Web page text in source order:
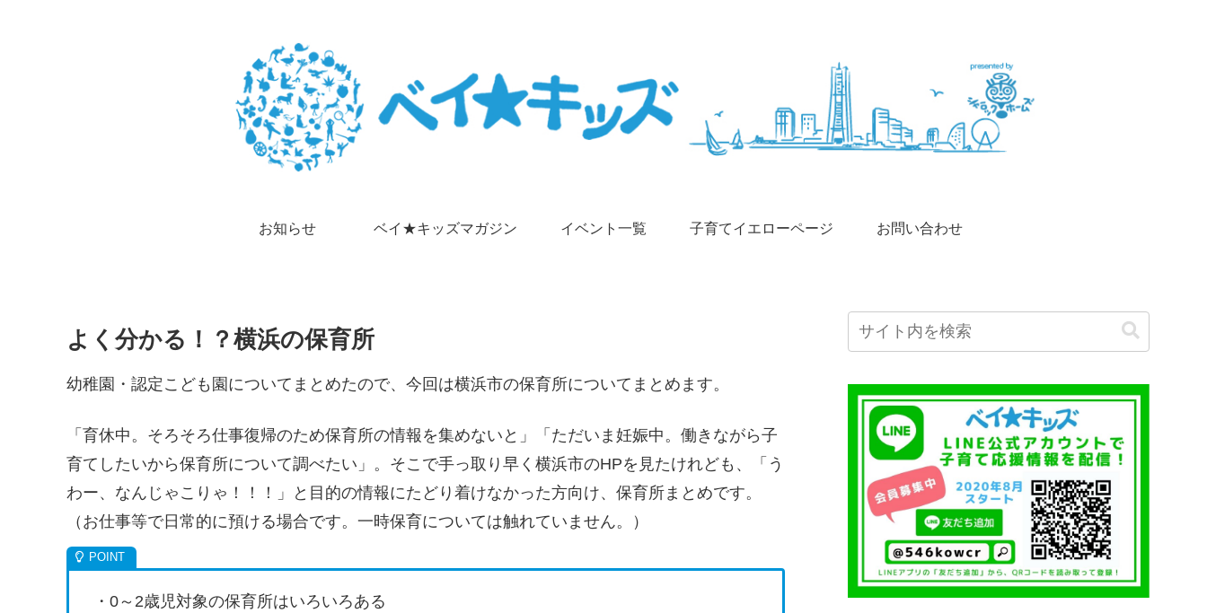
お知らせ ベイ★キッズマガジン イベント一覧 子育てイエローページ お問い合わせ
よく分かる！？横浜の保育所
幼稚園・認定こども園についてまとめたので、今回は横浜市の保育所についてまとめます。
「育休中。そろそろ仕事復帰のため保育所の情報を集めないと」「ただいま妊娠中。働きながら子
育てしたいから保育所について調べたい」。そこで手っ取り早く横浜市のHPを見たけれども、「う
わー、なんじゃこりゃ！！！」と目的の情報にたどり着けなかった方向け、保育所まとめです。
（お仕事等で日常的に預ける場合です。一時保育については触れていません。）
・0～2歳児対象の保育所はいろいろある